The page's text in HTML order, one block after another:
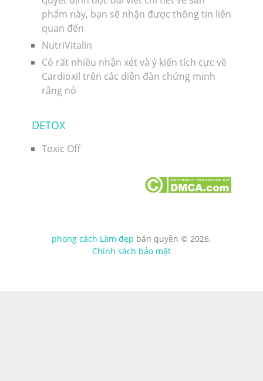
phẩm này, bạn sẽ nhận được thông tin liên
quan đến
NutriVitalin
Có rất nhiều nhận xét và ý kiến ​​tích cực về
Cardioxil trên các diễn đàn chứng minh
rằng nó
DETOX
Toxic Off
phong cách Làm đẹp bản quyền © 2026.
Chính sách bảo mật